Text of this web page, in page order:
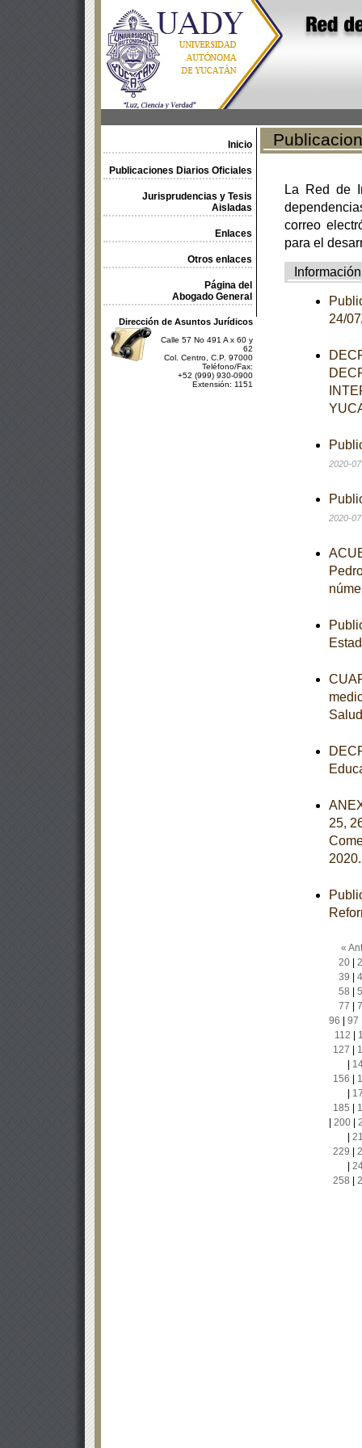
Inicio
Publicaciones Diarios Oficiales
Jurisprudencias y Tesis
Aisladas
Enlaces
Otros enlaces
Página del
Abogado General
Dirección de Asuntos Jurídicos
Calle 57 No 491 A x 60 y
62
Col. Centro, C.P. 97000
Teléfono/Fax:
+52 (999) 930-0900
Extensión: 1151
La Red de
correo
para el
Información
24/
2020-
2020-
25,
«
20|
39
58
77
96
97
112
127
156
185
200|
229
258